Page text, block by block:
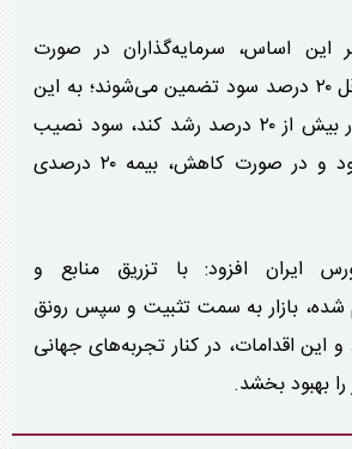
این اساس، سرمایه‌گذاران در صورت
کاهش بازار، حداقل ۲۰ درصد سود تضمین می‌شوند؛ به این
صورت که اگر بازار بیش از ۲۰ درصد رشد کند، سود نصیب
سرمایه‌گذار می‌شود و در صورت کاهش، بیمه ۲۰ درصدی
ایران افزود: با تزریق منابع و
بازار به سمت تثبیت و سپس رونق
اقدامات، در کنار تجربه‌های جهانی
را بهبود بخشد.